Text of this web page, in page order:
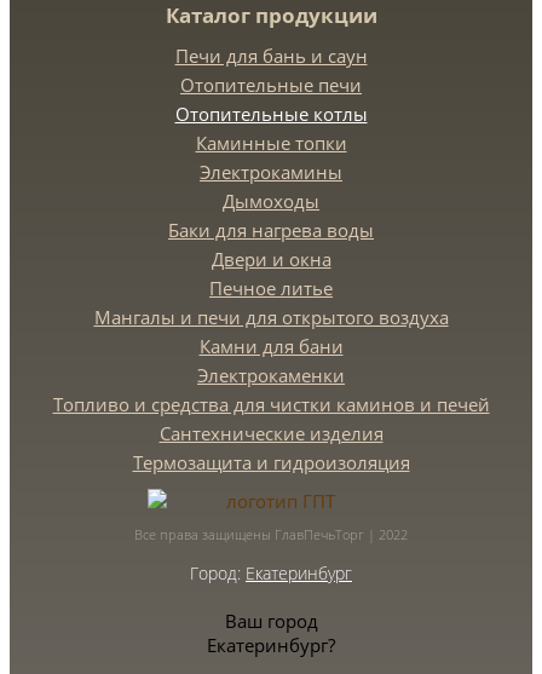
Каталог продукции
Печи для бань и саун
Отопительные печи
Отопительные котлы
Каминные топки
Электрокамины
Дымоходы
Баки для нагрева воды
Двери и окна
Печное литье
Мангалы и печи для открытого воздуха
Камни для бани
Электрокаменки
Топливо и средства для чистки каминов и печей
Сантехнические изделия
Термозащита и гидроизоляция
Все права защищены ГлавПечьТорг | 2022
Город: Екатеринбург
Ваш город
Екатеринбург?